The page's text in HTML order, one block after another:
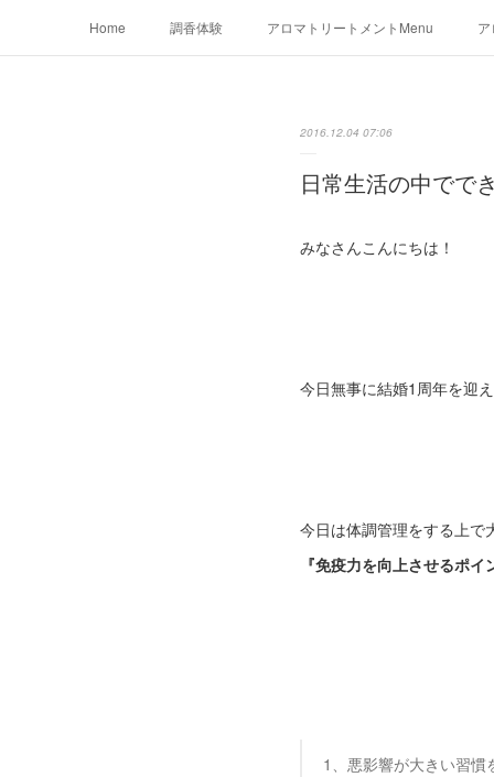
Home 調香体験 アロマトリートメントMenu
2016.12.04 07:06
日常生活の中でで
みなさんこんにちは！
今日無事に結婚1周年を迎
今日は体調管理をする上で
『免疫力を向上させるポイ
1、悪影響が大きい習慣